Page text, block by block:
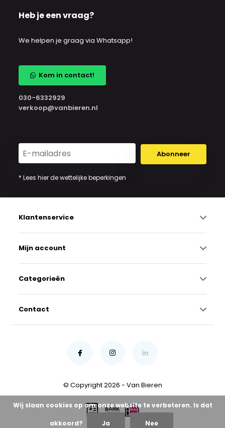
Heb je een vraag?
We helpen je graag via Whatsapp!
Kom in contact!
030-6332929
verkoop@vanbieren.nl
Abonneer
* Lees hier de wettelijke beperkingen
Klantenservice
Mijn account
Categorieën
Contact
© Copyright 2026 - Van Bieren
Wij slaan cookies op om onze website te verbeteren. Is dat
akkoord? Ja Nee